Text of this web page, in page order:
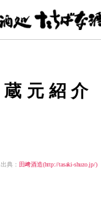
ば
な
蔵元紹介
出典： 田﨑酒造(http://tasaki-shuzo.jp/)